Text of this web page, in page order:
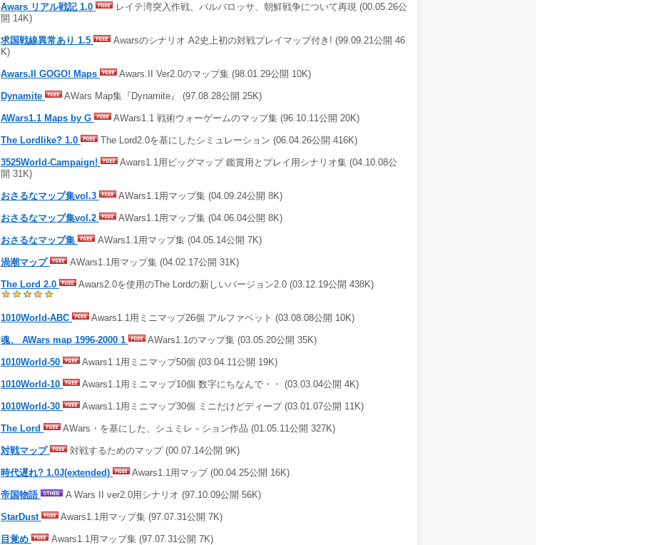
Awars リアル戦記 1.0
レイテ湾突入作戦、バルバロッサ、朝鮮戦争について再現 (00.05.26公
開 14K)
求国戦線異常あり 1.5
Awarsのシナリオ A2史上初の対戦プレイマップ付き! (99.09.21公開 46
K)
Awars.II GOGO! Maps Awars.II Ver2.0のマップ集 (98.01.29公開 10K)
Dynamite AWars Map集『Dynamite』 (97.08.28公開 25K)
AWars1.1 Maps by G AWars1.1 戦術ウォーゲームのマップ集 (96.10.11公開 20K)
The Lordlike? 1.0 The Lord2.0を基にしたシミュレーション (06.04.26公開 416K)
3525World-Campaign!
Awars1.1用ビッグマップ 鑑賞用とプレイ用シナリオ集 (04.10.08公
開 31K)
おさるなマップ集vol.3 AWars1.1用マップ集 (04.09.24公開 8K)
おさるなマップ集vol.2 AWars1.1用マップ集 (04.06.04公開 8K)
おさるなマップ集 AWars1.1用マップ集 (04.05.14公開 7K)
渦潮マップ AWars1.1用マップ集 (04.02.17公開 31K)
The Lord 2.0 Awars2.0を使用のThe Lordの新しいバージョン2.0 (03.12.19公開 438K)
1010World-ABC Awars1.1用ミニマップ26個 アルファベット (03.08.08公開 10K)
魂、 AWars map 1996-2000 1 AWars1.1のマップ集 (03.05.20公開 35K)
1010World-50 Awars1.1用ミニマップ50個 (03.04.11公開 19K)
1010World-10 Awars1.1用ミニマップ10個 数字にちなんで・・ (03.03.04公開 4K)
1010World-30 Awars1.1用ミニマップ30個 ミニだけどディープ (03.01.07公開 11K)
The Lord AWars・を基にした、シュミレ－ション作品 (01.05.11公開 327K)
対戦マップ 対戦するためのマップ (00.07.14公開 9K)
時代遅れ? 1.0J(extended) Awars1.1用マップ (00.04.25公開 16K)
帝国物語 A Wars II ver2.0用シナリオ (97.10.09公開 56K)
StarDust Awars1.1用マップ集 (97.07.31公開 7K)
目覚め Awars1.1用マップ集 (97.07.31公開 7K)